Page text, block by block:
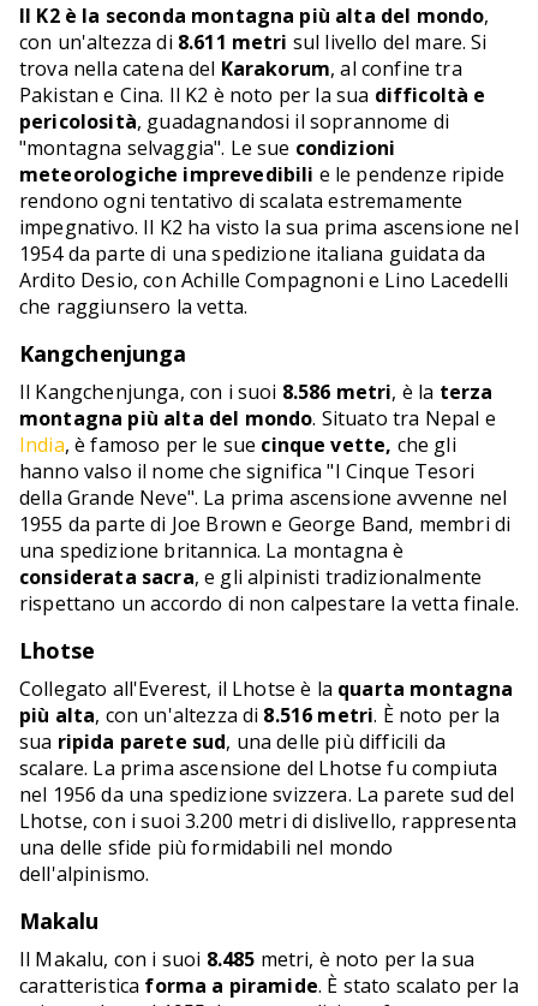
Il K2 è la seconda montagna più alta del mondo,
con un'altezza di 8.611 metri sul livello del mare. Si
trova nella catena del Karakorum, al confine tra
Pakistan e Cina. Il K2 è noto per la sua difficoltà e
pericolosità, guadagnandosi il soprannome di
"montagna selvaggia". Le sue condizioni
meteorologiche imprevedibili e le pendenze ripide
rendono ogni tentativo di scalata estremamente
impegnativo. Il K2 ha visto la sua prima ascensione nel
1954 da parte di una spedizione italiana guidata da
Ardito Desio, con Achille Compagnoni e Lino Lacedelli
che raggiunsero la vetta.
Kangchenjunga
Il Kangchenjunga, con i suoi 8.586 metri, è la terza
montagna più alta del mondo. Situato tra Nepal e
India, è famoso per le sue cinque vette, che gli
hanno valso il nome che significa "I Cinque Tesori
della Grande Neve". La prima ascensione avvenne nel
1955 da parte di Joe Brown e George Band, membri di
una spedizione britannica. La montagna è
considerata sacra, e gli alpinisti tradizionalmente
rispettano un accordo di non calpestare la vetta finale.
Lhotse
Collegato all'Everest, il Lhotse è la quarta montagna
più alta, con un'altezza di 8.516 metri. È noto per la
sua ripida parete sud, una delle più difficili da
scalare. La prima ascensione del Lhotse fu compiuta
nel 1956 da una spedizione svizzera. La parete sud del
Lhotse, con i suoi 3.200 metri di dislivello, rappresenta
una delle sfide più formidabili nel mondo
dell'alpinismo.
Makalu
Il Makalu, con i suoi 8.485 metri, è noto per la sua
caratteristica forma a piramide. È stato scalato per la